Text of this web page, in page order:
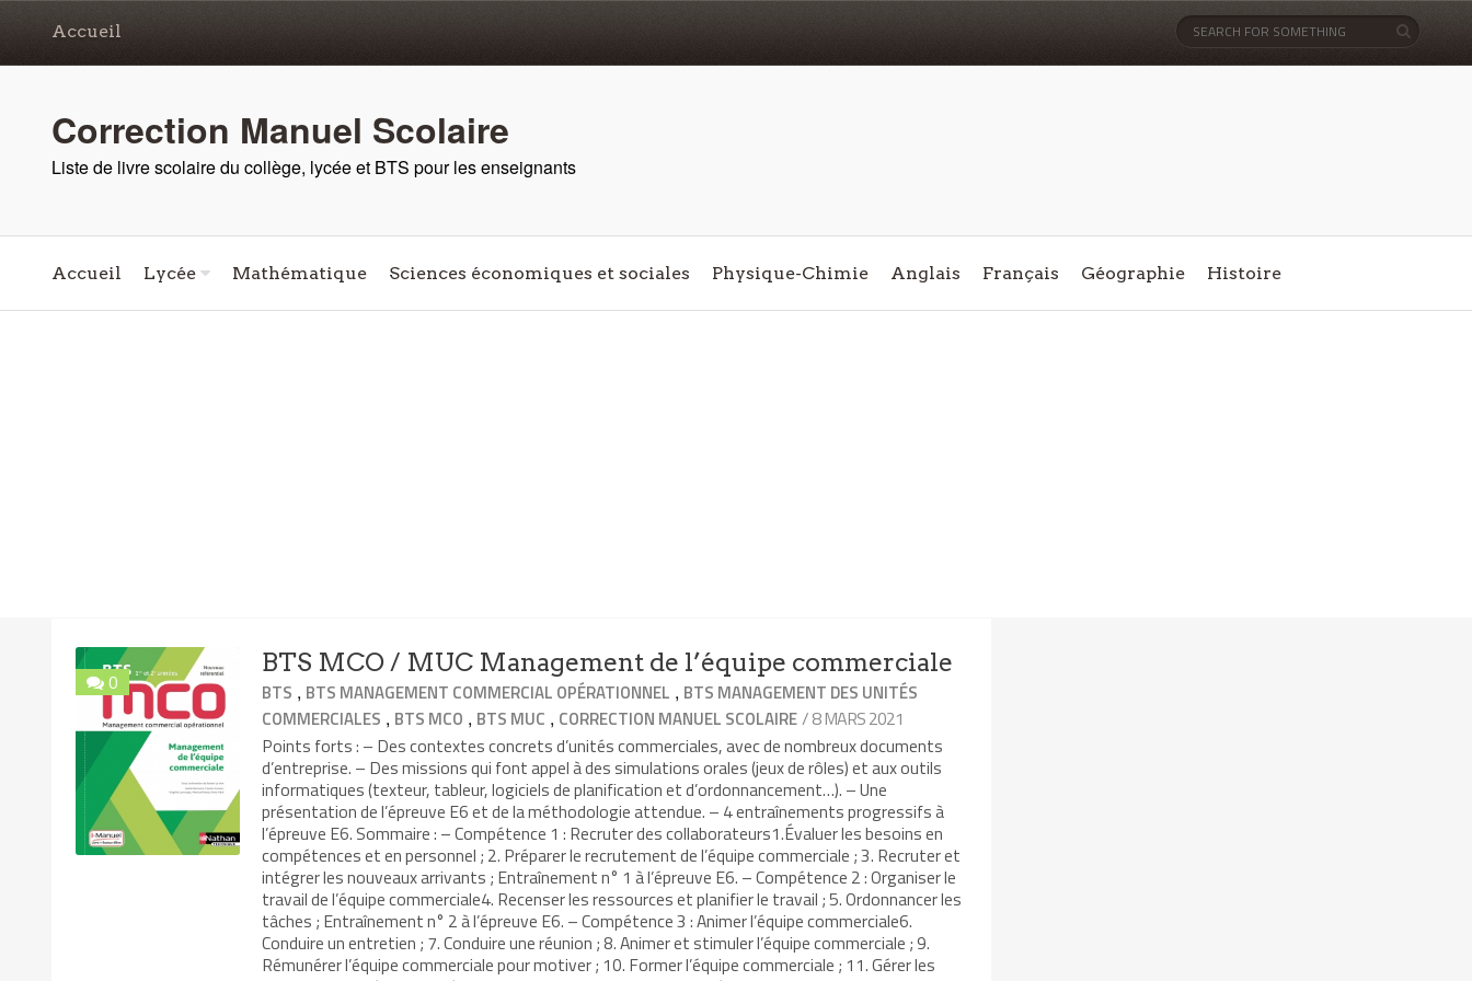
Accueil
Correction Manuel Scolaire
Liste de livre scolaire du collège, lycée et BTS pour les enseignants
Accueil Lycée Mathématique Sciences économiques et sociales Physique-Chimie Anglais Français Géographie Histoire
0
BTS MCO / MUC Management de l’équipe commerciale
BTS , BTS MANAGEMENT COMMERCIAL OPÉRATIONNEL , BTS MANAGEMENT DES UNITÉS
COMMERCIALES , BTS MCO , BTS MUC , CORRECTION MANUEL SCOLAIRE/ 8 MARS 2021
Points forts : – Des contextes concrets d’unités commerciales, avec de nombreux documents
d’entreprise. – Des missions qui font appel à des simulations orales (jeux de rôles) et aux outils
informatiques (texteur, tableur, logiciels de planification et d’ordonnancement…). – Une
présentation de l’épreuve E6 et de la méthodologie attendue. – 4 entraînements progressifs à
l’épreuve E6. Sommaire : – Compétence 1 : Recruter des collaborateurs1.Évaluer les besoins en
compétences et en personnel ; 2. Préparer le recrutement de l’équipe commerciale ; 3. Recruter et
intégrer les nouveaux arrivants ; Entraînement n° 1 à l’épreuve E6. – Compétence 2 : Organiser le
travail de l’équipe commerciale4. Recenser les ressources et planifier le travail ; 5. Ordonnancer les
tâches ; Entraînement n° 2 à l’épreuve E6. – Compétence 3 : Animer l’équipe commerciale6.
Conduire un entretien ; 7. Conduire une réunion ; 8. Animer et stimuler l’équipe commerciale ; 9.
Rémunérer l’équipe commerciale pour motiver ; 10. Former l’équipe commerciale ; 11. Gérer les